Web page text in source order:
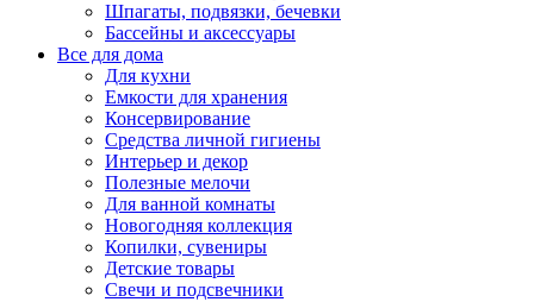
Шпагаты, подвязки, бечевки
Бассейны и аксессуары
Все для дома
Для кухни
Емкости для хранения
Консервирование
Средства личной гигиены
Интерьер и декор
Полезные мелочи
Для ванной комнаты
Новогодняя коллекция
Копилки, сувениры
Детские товары
Свечи и подсвечники